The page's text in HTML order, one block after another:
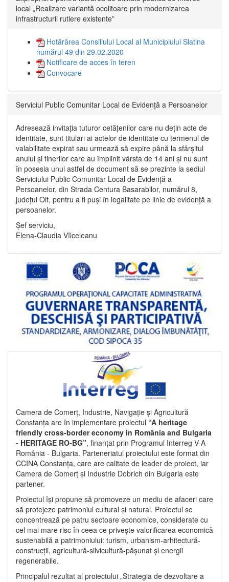
local „Realizare variantă ocolitoare prin modernizarea
infrastructurii rutiere existente”
Hotărârea Consiliului Local al Municipiului Slatina
numărul 49 din 29.02.2020
Notificare de acces în teren
Convocare
Serviciul Public Comunitar Local de Evidență a Persoanelor
Adresează invitația tuturor cetățenilor care nu dețin acte de
identitate, sunt titulari ai actelor de identitate cu termenul de
valabilitate expirat sau urmează să expire până la sfârșitul
anului și tinerilor care au împlinit vârsta de 14 ani și nu sunt
în posesia unui astfel de document să se prezinte la sediul
Serviciului Public Comunitar Local de Evidență a
Persoanelor, din Strada Centura Basarabilor, numărul 8,
județul Olt, pentru a fi puși în legalitate pe linie de evidență a
persoanelor.
Șef serviciu,
Elena-Claudia Vîlceleanu
Camera de Comerț, Industrie, Navigație și Agricultură
Constanța are în implementare proiectul “A heritage
friendly cross-border economy in România and Bulgaria
- HERITAGE RO-BG”, finanțat prin Programul Interreg V-A
România - Bulgaria. Parteneriatul proiectului este format din
CCINA Constanța, care are calitate de leader de proiect, iar
Camera de Comerț și Industrie Dobrich din Bulgaria este
partener.
Proiectul își propune să promoveze un mediu de afaceri care
să protejeze patrimoniul cultural și natural. Proiectul se
concentrează pe patru sectoare economice, considerate cu
cel mai mare risc în ceea ce privește valorificarea economică
sustenabilă a patrimoniului: turism, urbanism-arhitectură-
construcții, agricultură-silvicultură-pășunat și energii
regenerabile.
Principalul rezultat al proiectului „Strategia de dezvoltare a